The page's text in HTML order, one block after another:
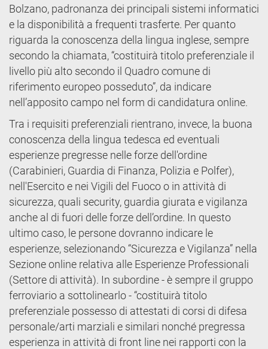
Bolzano, padronanza dei principali sistemi informatici
e la disponibilità a frequenti trasferte. Per quanto
riguarda la conoscenza della lingua inglese, sempre
secondo la chiamata, “costituirà titolo preferenziale il
livello più alto secondo il Quadro comune di
riferimento europeo posseduto”, da indicare
nell’apposito campo nel form di candidatura online.
Tra i requisiti preferenziali rientrano, invece, la buona
conoscenza della lingua tedesca ed eventuali
esperienze pregresse nelle forze dell'ordine
(Carabinieri, Guardia di Finanza, Polizia e Polfer),
nell'Esercito e nei Vigili del Fuoco o in attività di
sicurezza, quali security, guardia giurata e vigilanza
anche al di fuori delle forze dell’ordine. In questo
ultimo caso, le persone dovranno indicare le
esperienze, selezionando “Sicurezza e Vigilanza” nella
Sezione online relativa alle Esperienze Professionali
(Settore di attività). In subordine - è sempre il gruppo
ferroviario a sottolinearlo - “costituirà titolo
preferenziale possesso di attestati di corsi di difesa
personale/arti marziali e similari nonché pregressa
esperienza in attività di front line nei rapporti con la